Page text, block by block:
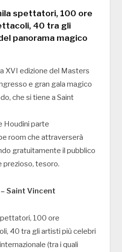
spettatori, 100 ore
40 tra gli
panorama magico
XVI edizione del Masters
e gran gala magico
che si tiene a Saint
Houdini parte
room che attraverserà
gratuitamente il pubblico
prezioso, tesoro.
Saint Vincent
100 ore
40 tra gli artisti più celebri
(tra i quali